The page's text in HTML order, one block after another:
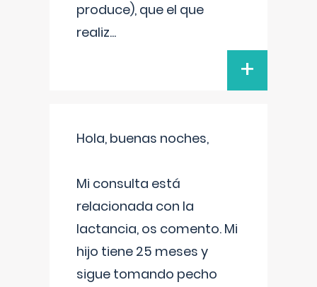
produce), que el que
realiz...
+
Hola, buenas noches,
Mi consulta está
relacionada con la
lactancia, os comento. Mi
hijo tiene 25 meses y
sigue tomando pecho